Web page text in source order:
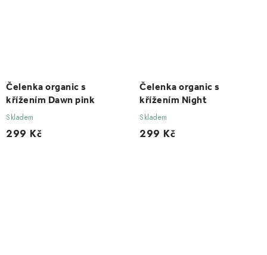
Čelenka organic s
křížením Dawn pink
Skladem
299 Kč
Čelenka organic s
křížením Night
Skladem
299 Kč